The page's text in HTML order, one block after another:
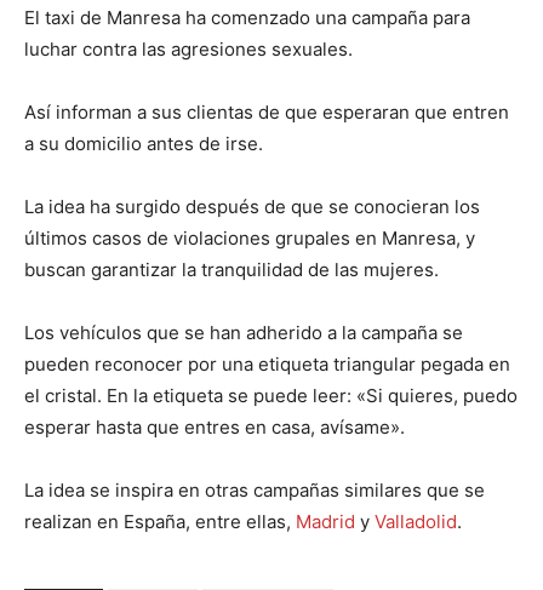
El taxi de Manresa ha comenzado una campaña para
luchar contra las agresiones sexuales.
Así informan a sus clientas de que esperaran que entren
a su domicilio antes de irse.
La idea ha surgido después de que se conocieran los
últimos casos de violaciones grupales en Manresa, y
buscan garantizar la tranquilidad de las mujeres.
Los vehículos que se han adherido a la campaña se
pueden reconocer por una etiqueta triangular pegada en
el cristal. En la etiqueta se puede leer: «Si quieres, puedo
esperar hasta que entres en casa, avísame».
La idea se inspira en otras campañas similares que se
realizan en España, entre ellas, Madrid y Valladolid.